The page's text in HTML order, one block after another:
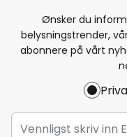
Ønsker du
belysningstrender,
abonnere på vårt